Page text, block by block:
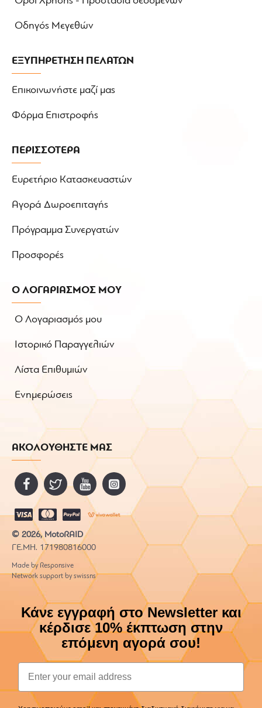
Οδηγός Μεγεθών
ΕΞΥΠΗΡΕΤΗΣΗ ΠΕΛΑΤΩΝ
Επικοινωνήστε μαζί μας
Φόρμα Επιστροφής
ΠΕΡΙΣΣΟΤΕΡΑ
Ευρετήριο Κατασκευαστών
Αγορά Δωροεπιταγής
Πρόγραμμα Συνεργατών
Προσφορές
Ο ΛΟΓΑΡΙΑΣΜΟΣ ΜΟΥ
Ο Λογαριασμός μου
Ιστορικό Παραγγελιών
Λίστα Επιθυμιών
Ενημερώσεις
ΑΚΟΛΟΥΘΗΣΤΕ ΜΑΣ
© 2026, MotoRAID
ΓΕ.ΜΗ. 171980816000
Made by Responsive
Network support by swissns
Κάνε εγγραφή στο Newsletter και
κέρδισε 10% έκπτωση στην
επόμενη αγορά σου!
Email